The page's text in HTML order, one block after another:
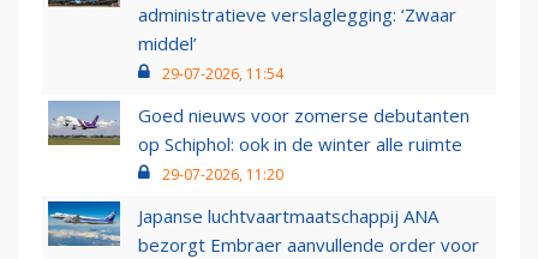
administratieve verslaglegging: ‘Zwaar
middel’
29-07-2026, 11:54
Goed nieuws voor zomerse debutanten
op Schiphol: ook in de winter alle ruimte
29-07-2026, 11:20
Japanse luchtvaartmaatschappij ANA
bezorgt Embraer aanvullende order voor